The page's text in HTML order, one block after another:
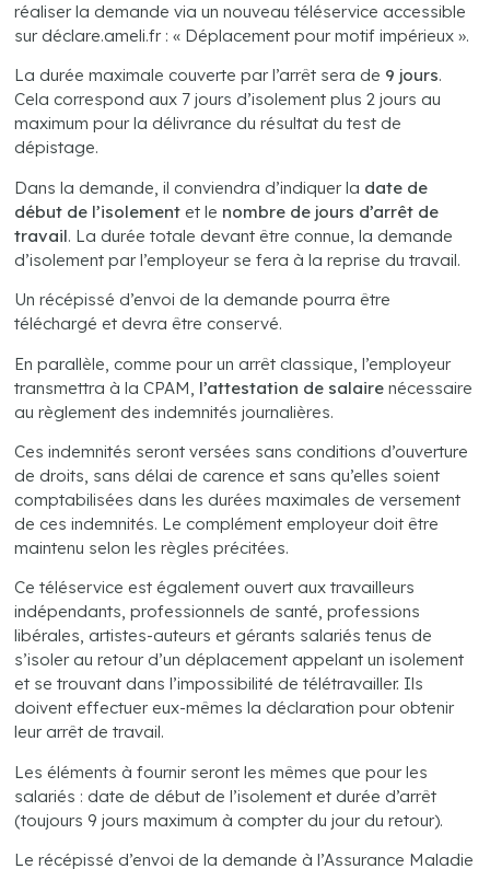
réaliser la demande via un nouveau téléservice accessible
sur déclare.ameli.fr : « Déplacement pour motif impérieux ».
La durée maximale couverte par l’arrêt sera de 9 jours.
Cela correspond aux 7 jours d’isolement plus 2 jours au
maximum pour la délivrance du résultat du test de
dépistage.
Dans la demande, il conviendra d’indiquer la date de
début de l’isolement et le nombre de jours d’arrêt de
travail. La durée totale devant être connue, la demande
d’isolement par l’employeur se fera à la reprise du travail.
Un récépissé d’envoi de la demande pourra être
téléchargé et devra être conservé.
En parallèle, comme pour un arrêt classique, l’employeur
transmettra à la CPAM, l’attestation de salaire nécessaire
au règlement des indemnités journalières.
Ces indemnités seront versées sans conditions d’ouverture
de droits, sans délai de carence et sans qu’elles soient
comptabilisées dans les durées maximales de versement
de ces indemnités. Le complément employeur doit être
maintenu selon les règles précitées.
Ce téléservice est également ouvert aux travailleurs
indépendants, professionnels de santé, professions
libérales, artistes-auteurs et gérants salariés tenus de
s’isoler au retour d’un déplacement appelant un isolement
et se trouvant dans l’impossibilité de télétravailler. Ils
doivent effectuer eux-mêmes la déclaration pour obtenir
leur arrêt de travail.
Les éléments à fournir seront les mêmes que pour les
salariés : date de début de l’isolement et durée d’arrêt
(toujours 9 jours maximum à compter du jour du retour).
Le récépissé d’envoi de la demande à l’Assurance Maladie